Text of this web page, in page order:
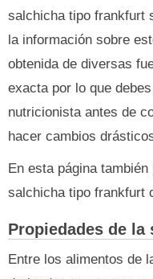
salchicha tipo frankfurt
la información sobre
obtenida de diversas
exacta por lo que
nutricionista antes de
hacer cambios
En esta página
salchicha tipo frankfurt
Propiedades de
Entre los alimentos de